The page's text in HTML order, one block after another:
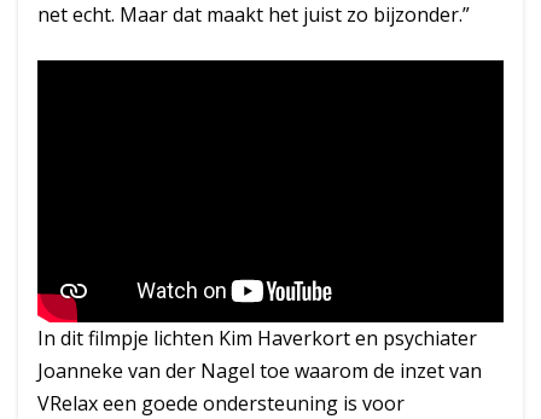
net echt. Maar dat maakt het juist zo bijzonder.”
In dit filmpje lichten Kim Haverkort en psychiater
Joanneke van der Nagel toe waarom de inzet van
VRelax een goede ondersteuning is voor